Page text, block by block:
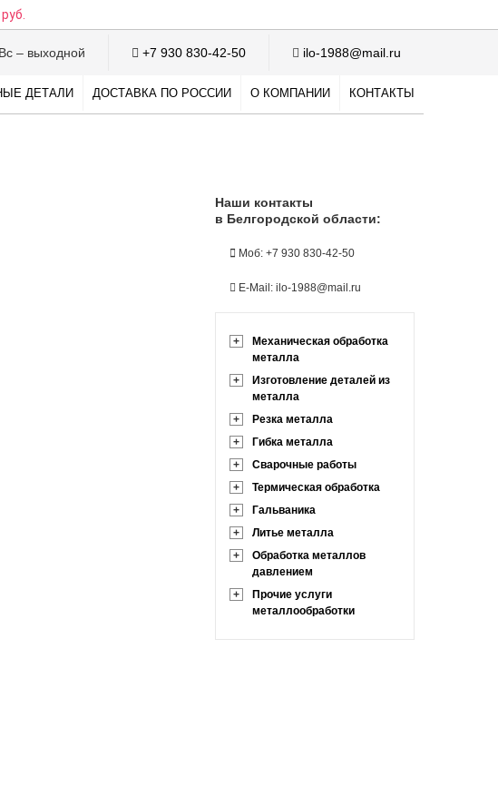
– выходной +7 930 830-42-50 ilo-1988@mail.ru
ДЕТАЛИ ДОСТАВКА ПО РОССИИ О КОМПАНИИ КОНТАКТЫ
Наши контакты
в Белгородской области:
Моб: +7 930 830-42-50
E-Mail: ilo-1988@mail.ru
+
Механическая обработка
металла
+
Изготовление деталей из
металла
+
Резка металла
+
Гибка металла
+
Сварочные работы
+
Термическая обработка
+
Гальваника
+
Литье металла
+
Обработка металлов
давлением
+
Прочие услуги
металлообработки